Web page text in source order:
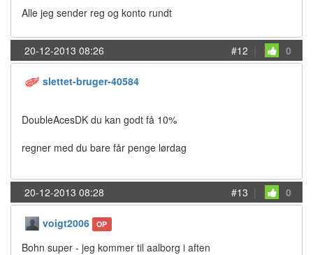
Alle jeg sender reg og konto rundt
20-12-2013 08:26 #12 | 0
slettet-bruger-40584
DoubleAcesDK du kan godt få 10%
regner med du bare får penge lørdag
20-12-2013 08:28 #13 | 0
voigt2006 OP
Bohn super - jeg kommer til aalborg i aften